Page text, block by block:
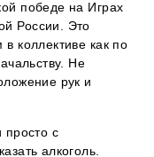
победе на Играх
России. Это
коллективе как по
Не
рук и
просто с
алкоголь.